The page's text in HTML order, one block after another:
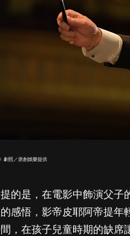
劇照／原創娛樂提供
的是，在電影中飾演父子
感悟，影帝皮耶阿帝提年
，在孩子兒童時期的缺席